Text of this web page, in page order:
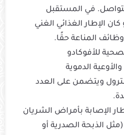
. في المستقبل
كان الإطارالغذائي الغني
وظائف المناعة حقًا.
للأفوكادو
والأوعية الدموية
ويتضمن على العدد
الإصابة بأمراض الشريان
الذبحة الصدرية أو